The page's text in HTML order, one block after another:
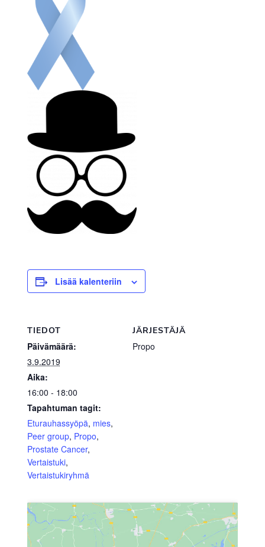
Lisää kalenteriin
TIEDOT
Päivämäärä:
3.9.2019
Aika:
16:00 - 18:00
Tapahtuman tagit:
Eturauhassyöpä, mies,
Peer group, Propo,
Prostate Cancer,
Vertaistuki,
Vertaistukiryhmä
JÄRJESTÄJÄ
Propo